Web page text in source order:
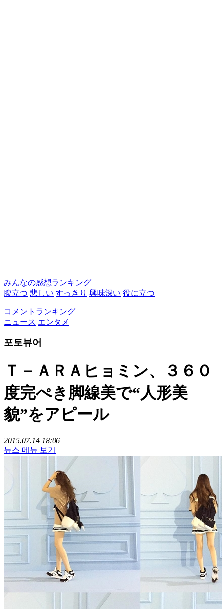
みんなの感想ランキング
腹立つ 悲しい すっきり 興味深い 役に立つ
コメントランキング
ニュース エンタメ
포토뷰어
Ｔ－ＡＲＡヒョミン、３６０
度完ぺき脚線美で“人形美
貌”をアピール
2015.07.14 18:06
뉴스 메뉴 보기